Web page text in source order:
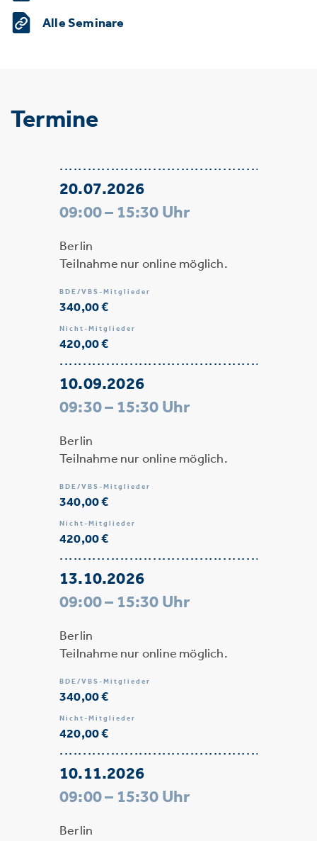
Alle Seminare
Termine
20.07.2026
09:00 – 15:30 Uhr
Berlin
Teilnahme nur online möglich.
BDE/VBS-Mitglieder
340,00 €
Nicht-Mitglieder
420,00 €
10.09.2026
09:30 – 15:30 Uhr
Berlin
Teilnahme nur online möglich.
BDE/VBS-Mitglieder
340,00 €
Nicht-Mitglieder
420,00 €
13.10.2026
09:00 – 15:30 Uhr
Berlin
Teilnahme nur online möglich.
BDE/VBS-Mitglieder
340,00 €
Nicht-Mitglieder
420,00 €
10.11.2026
09:00 – 15:30 Uhr
Berlin